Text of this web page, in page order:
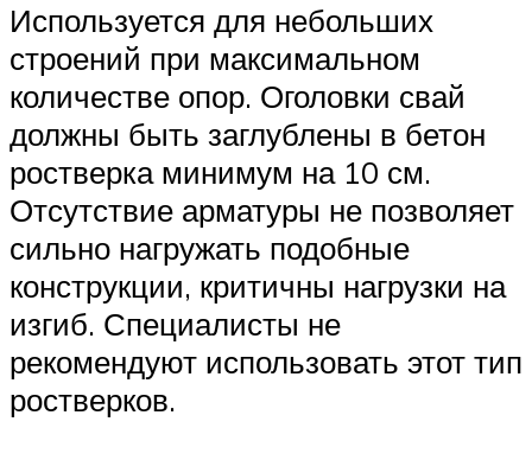
Используется для небольших
строений при максимальном
количестве опор. Оголовки свай
должны быть заглублены в бетон
ростверка минимум на 10 см.
Отсутствие арматуры не позволяет
сильно нагружать подобные
конструкции, критичны нагрузки на
изгиб. Специалисты не
рекомендуют использовать этот тип
ростверков.